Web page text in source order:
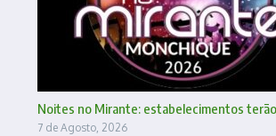
Noites no Mirante: estabelecimentos
7 de Agosto, 2026